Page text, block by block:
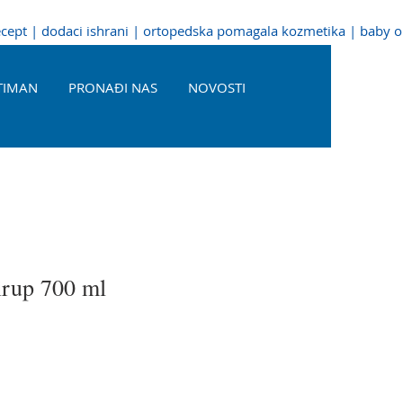
| dodaci ishrani | ortopedska pomagala kozmetika |
PRONAĐI NAS NOVOSTI
700 ml